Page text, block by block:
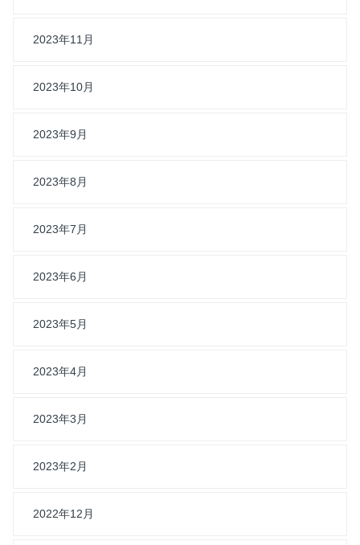
2023年11月
2023年10月
2023年9月
2023年8月
2023年7月
2023年6月
2023年5月
2023年4月
2023年3月
2023年2月
2022年12月